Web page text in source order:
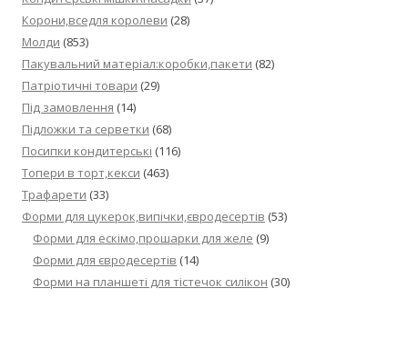
Корони,вседля королеви (28)
Молди (853)
Пакувальний матеріал:коробки,пакети (82)
Патріотичні товари (29)
Під замовлення (14)
Підложки та серветки (68)
Посипки кондитерські (116)
Топери в торт,кекси (463)
Трафарети (33)
Форми для цукерок,випічки,євродесертів (53)
Форми для ескімо,прошарки для желе (9)
Форми для євродесертів (14)
Форми на планшеті для тістечок силікон (30)